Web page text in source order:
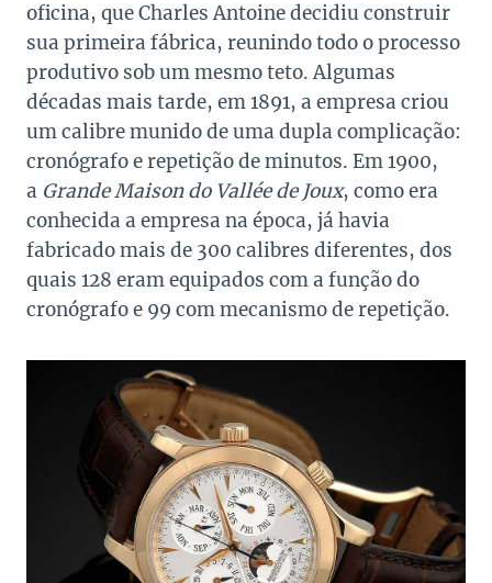
oficina, que Charles Antoine decidiu construir
sua primeira fábrica, reunindo todo o processo
produtivo sob um mesmo teto. Algumas
décadas mais tarde, em 1891, a empresa criou
um calibre munido de uma dupla complicação:
cronógrafo e repetição de minutos. Em 1900,
a Grande Maison do Vallée de Joux, como era
conhecida a empresa na época, já havia
fabricado mais de 300 calibres diferentes, dos
quais 128 eram equipados com a função do
cronógrafo e 99 com mecanismo de repetição.